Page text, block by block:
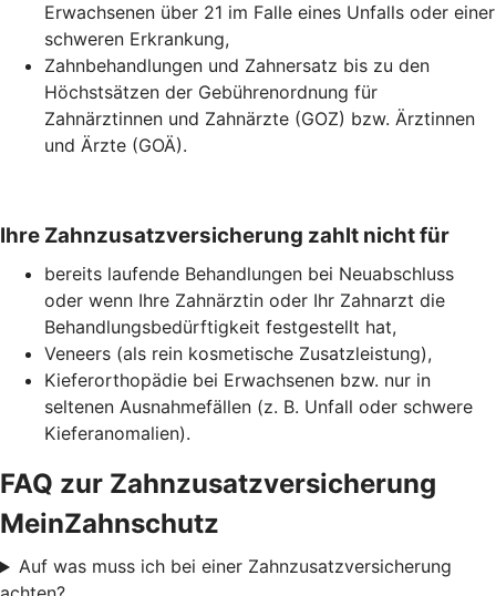
Erwachsenen über 21 im Falle eines Unfalls oder einer
schweren Erkrankung,
Zahnbehandlungen und Zahnersatz bis zu den
Höchstsätzen der Gebührenordnung für
Zahnärztinnen und Zahnärzte (GOZ) bzw. Ärztinnen
und Ärzte (GOÄ).
Ihre Zahnzusatzversicherung zahlt nicht für
bereits laufende Behandlungen bei Neuabschluss
oder wenn Ihre Zahnärztin oder Ihr Zahnarzt die
Behandlungsbedürftigkeit festgestellt hat,
Veneers (als rein kosmetische Zusatzleistung),
Kieferorthopädie bei Erwachsenen bzw. nur in
seltenen Ausnahmefällen (z. B. Unfall oder schwere
Kieferanomalien).
FAQ zur Zahnzusatzversicherung
MeinZahnschutz
Auf was muss ich bei einer Zahnzusatzversicherung